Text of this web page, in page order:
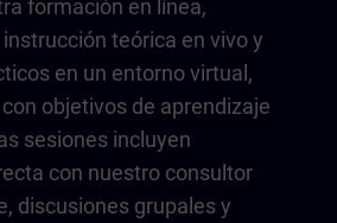
formación en línea,
teórica en vivo y
en un entorno virtual,
objetivos de aprendizaje
sesiones incluyen
con nuestro consultor
discusiones grupales y